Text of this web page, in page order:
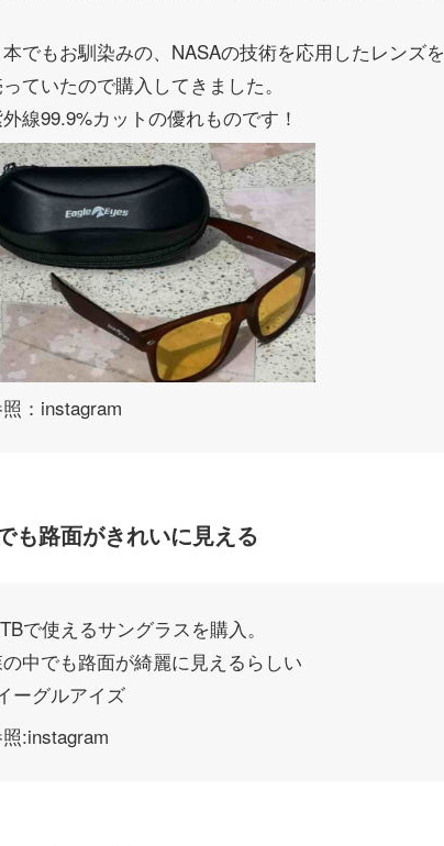
本でもお馴染みの、NASAの技術を応用したレンズ
ていたので購入してきました。
線99.9%カットの優れものです！
：instagram
も路面がきれいに見える
で使えるサングラスを購入。
中でも路面が綺麗に見えるらしい
ーグルアイズ
:instagram